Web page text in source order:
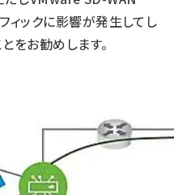
ィックに影響が発生してし
をお勧めします。